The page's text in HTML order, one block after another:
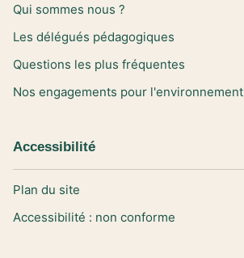
Qui sommes nous ?
Les délégués pédagogiques
Questions les plus fréquentes
Nos engagements pour l'environnement
Accessibilité
Plan du site
Accessibilité : non conforme